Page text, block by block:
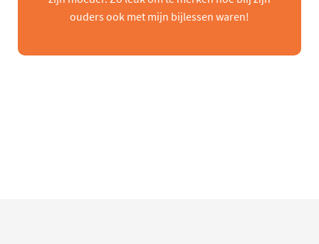
ouders ook met mijn bijlessen waren!